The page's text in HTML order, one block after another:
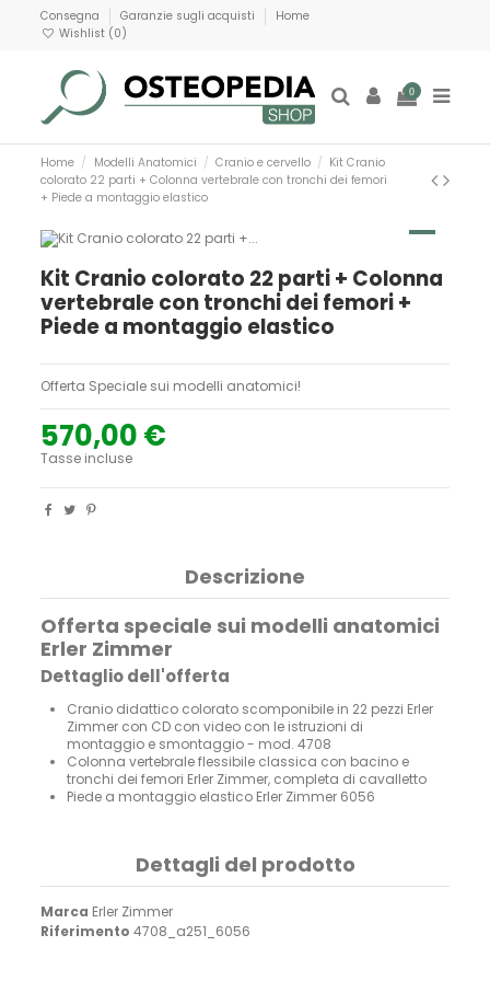
Consegna Garanzie sugli acquisti
Home
Wishlist (0)
0
Home Modelli Anatomici Cranio e cervello
Kit Cranio
colorato 22 parti + Colonna vertebrale con tronchi dei femori
+ Piede a montaggio elastico
Kit Cranio colorato 22 parti + Colonna
vertebrale con tronchi dei femori +
Piede a montaggio elastico
Offerta Speciale sui modelli anatomici!
570,00 €
Tasse incluse
Descrizione
Offerta speciale sui modelli anatomici
Erler Zimmer
Dettaglio dell'offerta
Cranio didattico colorato scomponibile in 22 pezzi Erler
Zimmer con CD con video con le istruzioni di
montaggio e smontaggio - mod. 4708
Colonna vertebrale flessibile classica con bacino e
tronchi dei femori Erler Zimmer, completa di cavalletto
Piede a montaggio elastico Erler Zimmer 6056
Dettagli del prodotto
Marca Erler Zimmer
Riferimento 4708_a251_6056